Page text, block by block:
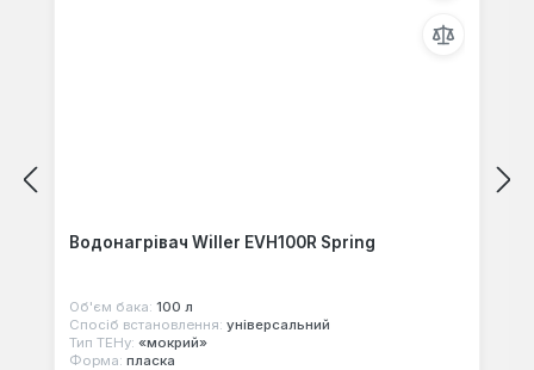
Водонагрівач Willer EVH100R Spring
Об'єм бака: 100 л
Спосіб встановлення: універсальний
Тип ТЕНу: «мокрий»
Форма: пласка